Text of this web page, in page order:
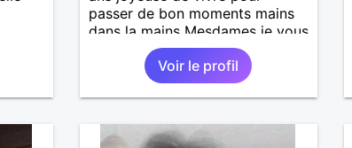
passer de bon moments mains
dans la mains Mesdames je vous
attend de vous lire .
Voir le profil